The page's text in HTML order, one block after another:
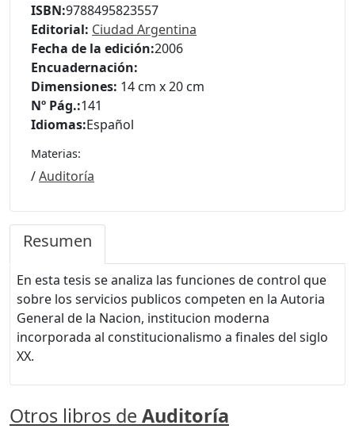
ISBN:9788495823557
Editorial: Ciudad Argentina
Fecha de la edición:2006
Encuadernación:
Dimensiones: 14 cm x 20 cm
Nº Pág.:141
Idiomas:Español
Materias:
/Auditoría
Resumen
En esta tesis se analiza las funciones de control que
sobre los servicios publicos competen en la Autoria
General de la Nacion, institucion moderna
incorporada al constitucionalismo a finales del siglo
XX.
Otros libros de Auditoría